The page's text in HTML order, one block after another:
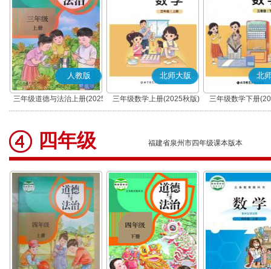
人教版
三年级道德与法治上册(2025
秋版)(部编版)
北师大版
三年级数学上册(2025秋版)
北
三年级数学下册
四年级 福建省泉州市四年级课本版本